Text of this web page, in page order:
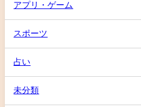
アプリ・ゲーム
スポーツ
占い
未分類